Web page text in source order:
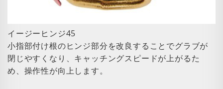
イージーヒンジ45
小指部付け根のヒンジ部分を改良することでグラブが
閉じやすくなり、キャッチングスピードが上がるた
め、操作性が向上します。